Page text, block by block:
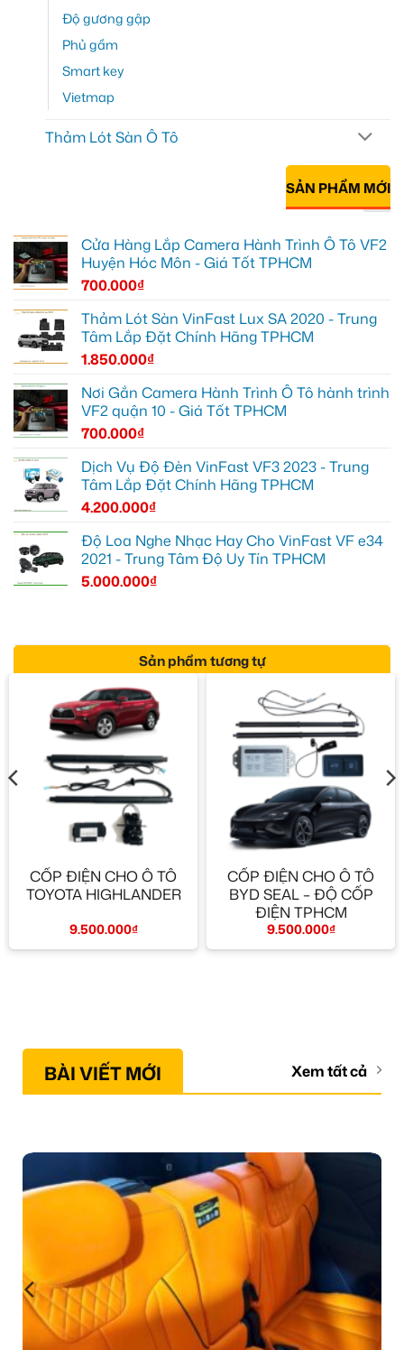
Độ gương gập
Phủ gầm
Smart key
Vietmap
Thảm Lót Sàn Ô Tô
SẢN PHẨM MỚI
Cửa Hàng Lắp Camera Hành Trình Ô Tô VF2
Huyện Hóc Môn - Giá Tốt TPHCM
700.000₫
Thảm Lót Sàn VinFast Lux SA 2020 - Trung
Tâm Lắp Đặt Chính Hãng TPHCM
1.850.000₫
Nơi Gắn Camera Hành Trình Ô Tô hành trình
VF2 quận 10 - Giá Tốt TPHCM
700.000₫
Dịch Vụ Độ Đèn VinFast VF3 2023 - Trung
Tâm Lắp Đặt Chính Hãng TPHCM
4.200.000₫
Độ Loa Nghe Nhạc Hay Cho VinFast VF e34
2021 - Trung Tâm Độ Uy Tín TPHCM
5.000.000₫
Sản phẩm tương tự
CỐP ĐIỆN CHO Ô TÔ
TOYOTA HIGHLANDER
9.500.000₫
CỐP ĐIỆN CHO Ô TÔ
BYD SEAL – ĐỘ CỐP
ĐIỆN TPHCM
9.500.000₫
BÀI VIẾT MỚI Xem tất cả